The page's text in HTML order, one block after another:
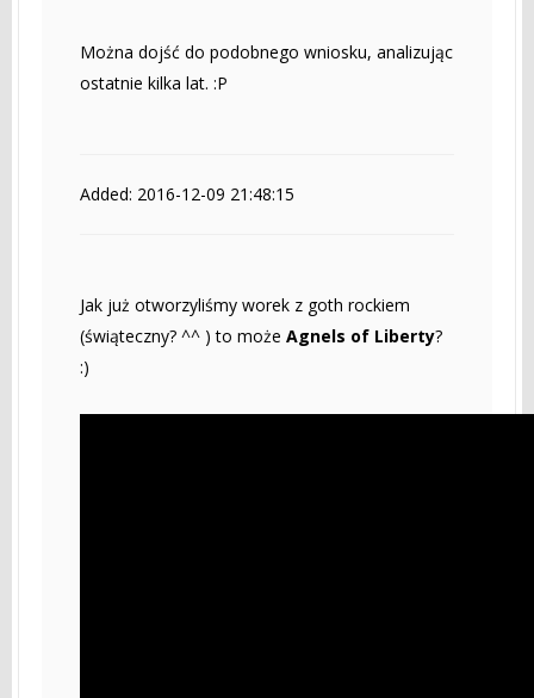
Można dojść do podobnego wniosku, analizując
ostatnie kilka lat. :P
Added: 2016-12-09 21:48:15
Jak już otworzyliśmy worek z goth rockiem
(świąteczny? ^^ ) to może Agnels of Liberty?
:)